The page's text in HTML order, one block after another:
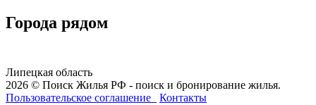
Города рядом
Липецкая область
2026 © Поиск Жилья РФ - поиск и бронирование жилья.
Пользовательское соглашение
Контакты